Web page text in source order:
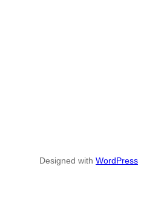
Designed with WordPress